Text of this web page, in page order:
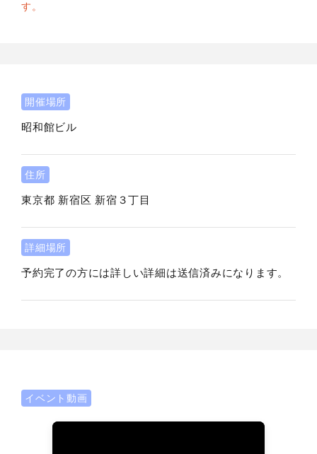
す。
開催場所
昭和館ビル
住所
東京都 新宿区 新宿３丁目
詳細場所
予約完了の方には詳しい詳細は送信済みになります。
イベント動画